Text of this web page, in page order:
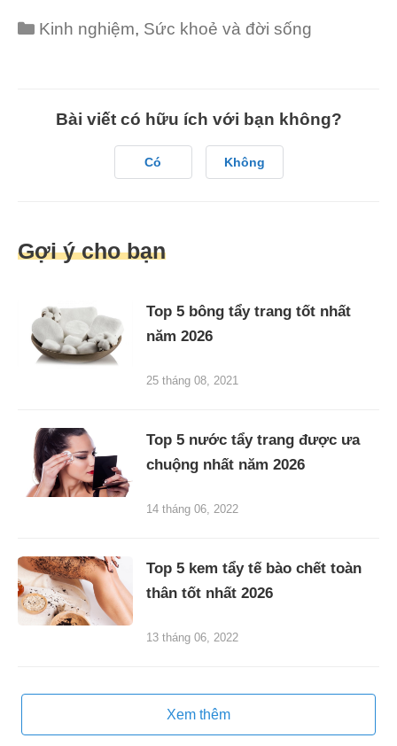
Categories
Kinh nghiệm, Sức khoẻ và đời sống
Bài viết có hữu ích với bạn không?
Có Không
Gợi ý cho bạn
Top 5 bông tẩy trang tốt nhất
năm 2026
25 tháng 08, 2021
Top 5 nước tẩy trang được ưa
chuộng nhất năm 2026
14 tháng 06, 2022
Top 5 kem tẩy tế bào chết toàn
thân tốt nhất 2026
13 tháng 06, 2022
Xem thêm